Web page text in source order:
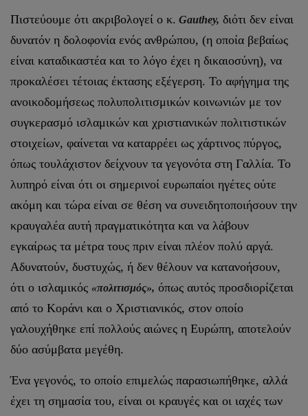
Πιστεύουμε ότι ακριβολογεί ο κ. Gauthey, διότι δεν είναι
δυνατόν η δολοφονία ενός ανθρώπου, (η οποία βεβαίως
είναι καταδικαστέα και το λόγο έχει η δικαιοσύνη), να
προκαλέσει τέτοιας έκτασης εξέγερση. Το αφήγημα της
ανοικοδομήσεως πολυπολιτισμικών κοινωνιών με τον
συγκερασμό ισλαμικών και χριστιανικών πολιτιστικών
στοιχείων, φαίνεται να καταρρέει ως χάρτινος πύργος,
όπως τουλάχιστον δείχνουν τα γεγονότα στη Γαλλία. Το
λυπηρό είναι ότι οι σημερινοί ευρωπαίοι ηγέτες ούτε
ακόμη και τώρα είναι σε θέση να συνειδητοποιήσουν την
κραυγαλέα αυτή πραγματικότητα και να λάβουν
εγκαίρως τα μέτρα τους πριν είναι πλέον πολύ αργά.
Αδυνατούν, δυστυχώς, ή δεν θέλουν να κατανοήσουν,
ότι ο ισλαμικός «πολιτισμός», όπως αυτός προσδιορίζεται
από το Κοράνι και ο Χριστιανικός, στον οποίο
γαλουχήθηκε επί πολλούς αιώνες η Ευρώπη, αποτελούν
δύο ασύμβατα μεγέθη.
Ένα γεγονός, το οποίο επιμελώς παρασιωπήθηκε, αλλά
έχει τη σημασία του, είναι οι κραυγές και οι ιαχές των